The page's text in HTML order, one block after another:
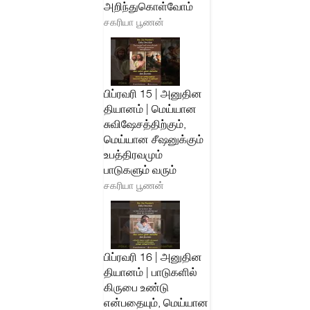
அறிந்துகொள்வோம்
சகரியா பூணன்
பிப்ரவரி 15 | அனுதின
தியானம் | மெய்யான
சுவிஷேசத்திற்கும்,
மெய்யான சீஷனுக்கும்
உபத்திரவமும்
பாடுகளும் வரும்
சகரியா பூணன்
பிப்ரவரி 16 | அனுதின
தியானம் | பாடுகளில்
கிருபை உண்டு
என்பதையும், மெய்யான